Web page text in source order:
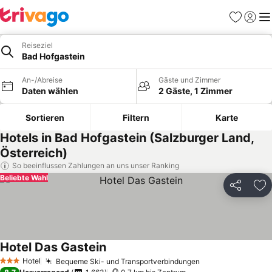
Favoriten
Reiseziel
Bad Hofgastein
An-/Abreise
Daten wählen
Gäste und Zimmer
2 Gäste, 1 Zimmer
Sortieren Filtern Karte
Hotels in Bad Hofgastein (Salzburger Land,
Österreich)
So beeinflussen Zahlungen an uns unser Ranking
Teilen
Beliebte Wahl
3 SterneHotel Bequeme Ski- und Transportverbindungen
Hotel Das GasteinPreise sehen